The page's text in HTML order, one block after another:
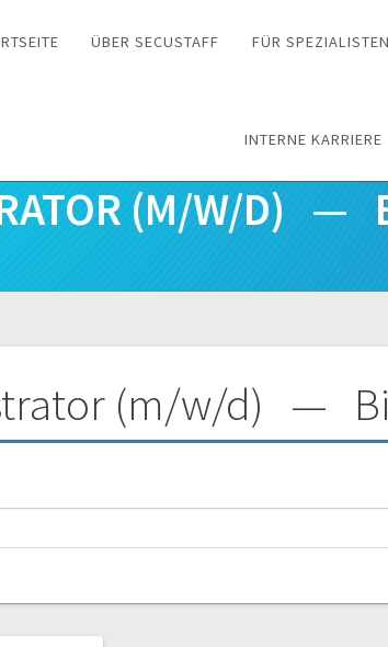
ÜBER SECUSTAFF FÜR SPEZIALISTEN
INTERNE KARRIERE
(M/W/D) —
(m/w/d) —